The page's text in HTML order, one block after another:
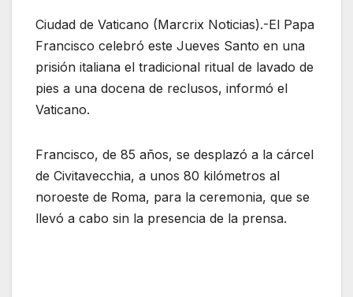
Ciudad de Vaticano (Marcrix Noticias).-El Papa
Francisco celebró este Jueves Santo en una
prisión italiana el tradicional ritual de lavado de
pies a una docena de reclusos, informó el
Vaticano.
Francisco, de 85 años, se desplazó a la cárcel
de Civitavecchia, a unos 80 kilómetros al
noroeste de Roma, para la ceremonia, que se
llevó a cabo sin la presencia de la prensa.